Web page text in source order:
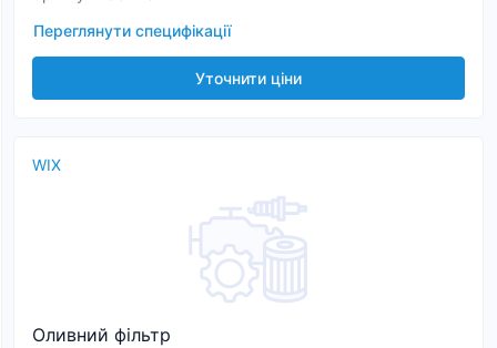
Переглянути специфікації
Уточнити ціни
WIX
Оливний фільтр